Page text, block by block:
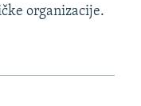
organizacije.